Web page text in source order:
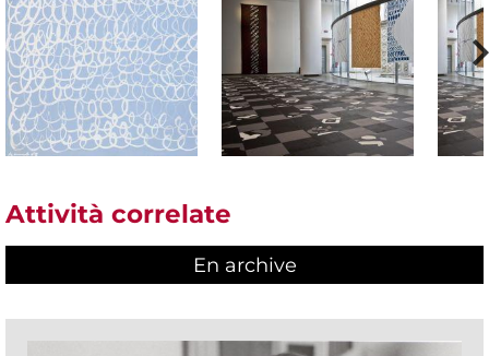
Attività correlate
En archive